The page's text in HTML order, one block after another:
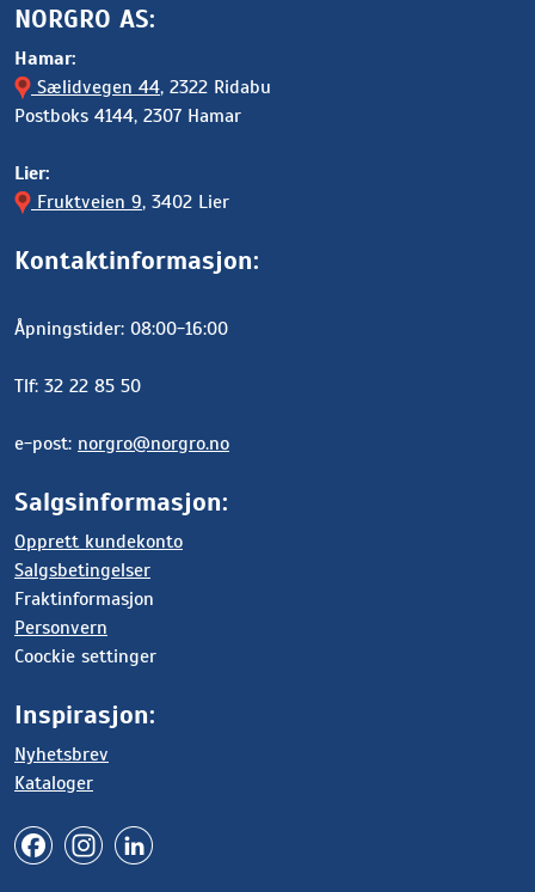
NORGRO AS:
Hamar:
Sælidvegen 44, 2322 Ridabu
Postboks 4144, 2307 Hamar
Lier:
Fruktveien 9, 3402 Lier
Kontaktinformasjon:
Åpningstider: 08:00-16:00
Tlf: 32 22 85 50
e-post: norgro@norgro.no
Salgsinformasjon:
Opprett kundekonto
Salgsbetingelser
Fraktinformasjon
Personvern
Coockie settinger
Inspirasjon:
Nyhetsbrev
Kataloger